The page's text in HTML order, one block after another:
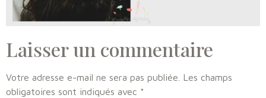
Laisser un commentaire
Votre adresse e-mail ne sera pas publiée. Les champs
obligatoires sont indiqués avec *